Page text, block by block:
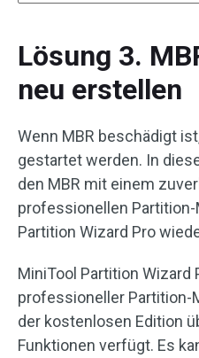
Lösung 3.
neu erstellen
Wenn MBR beschädigt
gestartet werden. In
den MBR mit einem
professionellen Partition-
Partition Wizard Pro
MiniTool Partition Wizard
professioneller Partition-
der kostenlosen Edition
Funktionen verfügt. Es